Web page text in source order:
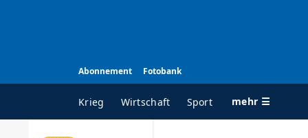
Abonnement Fotobank
Krieg Wirtschaft Sport mehr ☰